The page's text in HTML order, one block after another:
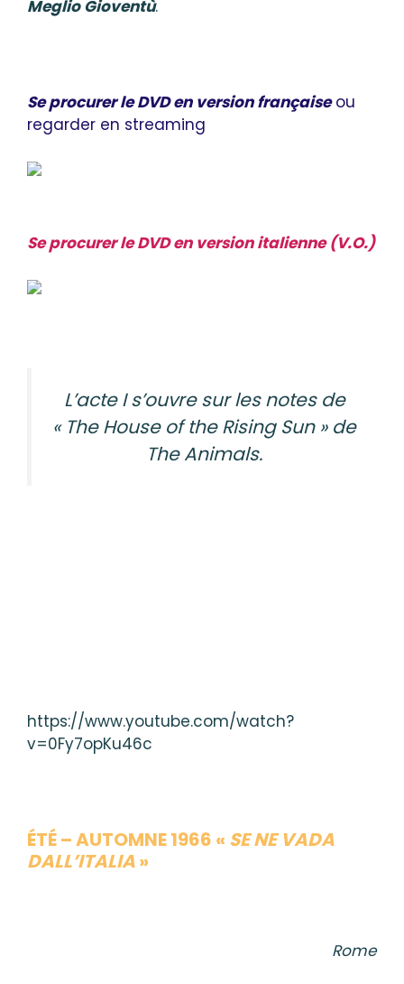
Meglio Gioventù.
Se procurer le DVD en version françaiseou
regarder en streaming
Se procurer le DVD en version italienne (V.O.)
L’acte I s’ouvre sur les notes de
« The House of the Rising Sun » de
The Animals.
https://www.youtube.com/watch?
v=0Fy7opKu46c
ÉTÉ – AUTOMNE 1966 « SE NE VADA
DALL’ITALIA»
Rome